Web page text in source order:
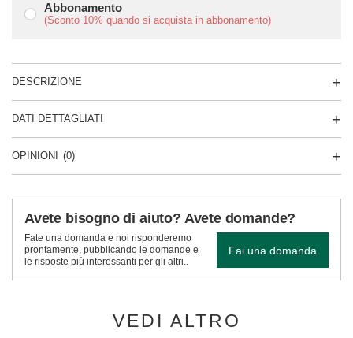
Abbonamento
(Sconto 10% quando si acquista in abbonamento)
DESCRIZIONE
DATI DETTAGLIATI
OPINIONI (0)
Avete bisogno di aiuto? Avete domande?
Fate una domanda e noi risponderemo
prontamente, pubblicando le domande e
le risposte più interessanti per gli altri..
Fai una domanda
VEDI ALTRO